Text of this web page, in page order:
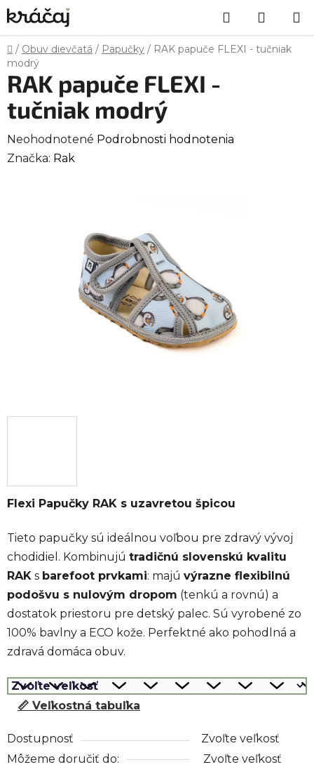
Prejsť
na
obsah
Hľadať
KOŠÍK
Domov
/ Obuv dievčatá / Papučky / RAK papuče FLEXI - tučniak
modrý
Flexi Papučky RAK s uzavretou špicou
Tieto papučky sú ideálnou voľbou pre zdravý vývoj
chodidiel. Kombinujú tradičnú slovenskú kvalitu
RAK s barefoot prvkami: majú výrazne flexibilnú
podošvu s nulovým dropom (tenkú a rovnú) a
dostatok priestoru pre detský palec. Sú vyrobené zo
100% bavlny a ECO kože. Perfektné ako pohodlná a
zdravá domáca obuv.
📏 Veľkostná tabuľka
Dostupnosť
Zvoľte veľkosť
Môžeme doručiť do:
Zvoľte veľkosť
RAK papuče FLEXI -
tučniak modrý
Priemerné
hodnotenie
Neohodnotené Podrobnosti hodnotenia
Značka: Rak